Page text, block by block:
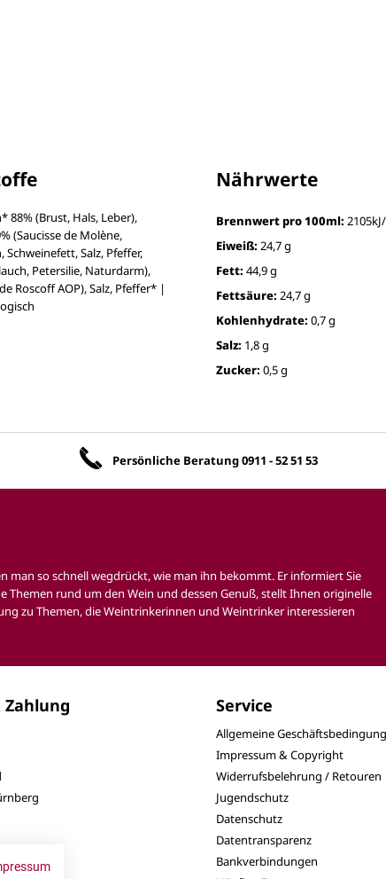
88% (Brust, Hals, Leber),
(Saucisse de Molène,
Schweinefett, Salz, Pfeffer,
Petersilie, Naturdarm),
Roscoff AOP), Salz, Pfeffer* |
Nährwerte
Brennwert pro 100ml:
Eiweiß: 24,7 g
Fett: 44,9 g
Fettsäure: 24,7 g
Kohlenhydrate: 0,7 g
Salz: 1,8 g
Zucker: 0,5 g
Unsere Vorteile
Persönliche Beratung0911 - 52 51 53
man so schnell wegdrückt, wie man ihn bekommt. Er informiert Sie
rund um den Wein und dessen Genuß, stellt Ihnen originelle
zu Themen, die Weintrinkerinnen und Weintrinker interessieren
Zahlung Service
Allgemeine
Impressum & Copyright
Widerrufsbelehrung / Retouren
Jugendschutz
Datenschutz
Datentransparenz
Bankverbindungen